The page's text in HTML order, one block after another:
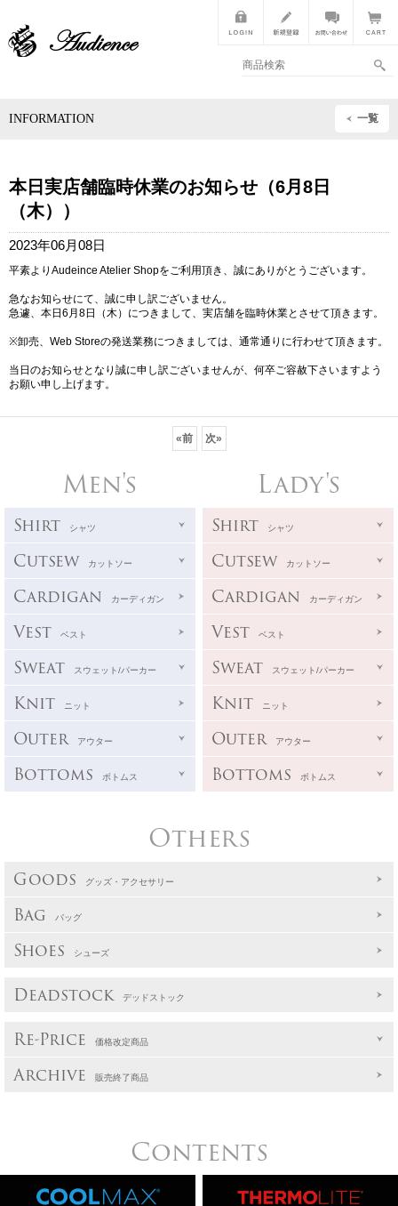
INFORMATION 一覧
本日実店舗臨時休業のお知らせ（6月8日
（木））
2023年06月08日
平素よりAudeince Atelier Shopをご利用頂き、誠にありがとうございます。
急なお知らせにて、誠に申し訳ございません。
急遽、本日6月8日（木）につきまして、実店舗を臨時休業とさせて頂きます。
※卸売、Web Storeの発送業務につきましては、通常通りに行わせて頂きます。
当日のお知らせとなり誠に申し訳ございませんが、何卒ご容赦下さいますよう
お願い申し上げます。
«前 次»
Men's
Shirt シャツ
Cutsew カットソー
Cardigan カーディガン
Vest ベスト
Sweat スウェット/パーカー
Knit ニット
Outer アウター
Bottoms ボトムス
Lady's
Shirt シャツ
Cutsew カットソー
Cardigan カーディガン
Vest ベスト
Sweat スウェット/パーカー
Knit ニット
Outer アウター
Bottoms ボトムス
Others
Goods グッズ・アクセサリー
Bag バッグ
Shoes シューズ
Deadstock デッドストック
Re-Price 価格改定商品
Archive 販売終了商品
Contents